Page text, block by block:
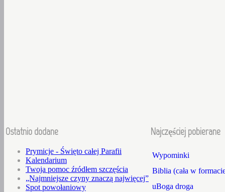
Ostatnio dodane
Prymicje - Święto całej Parafii
Kalendarium
Twoja pomoc źródłem szczęścia
„Najmniejsze czyny znaczą najwięcej”
Spot powołaniowy
Najczęściej pobierane
Wypominki
Biblia (cała w
uBoga droga